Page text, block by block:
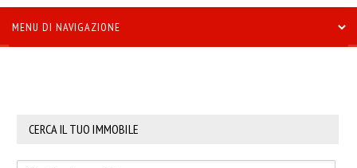
CERCA IL TUO IMMOBILE